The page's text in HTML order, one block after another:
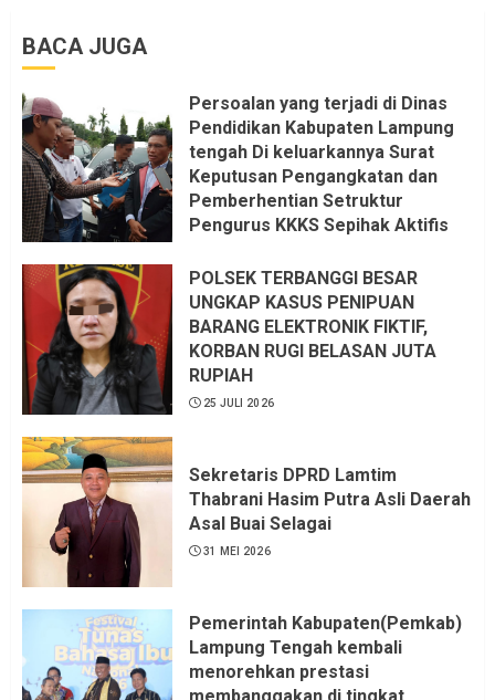
BACA JUGA
Persoalan yang terjadi di Dinas
Pendidikan Kabupaten Lampung
tengah Di keluarkannya Surat
Keputusan Pengangkatan dan
Pemberhentian Setruktur
Pengurus KKKS Sepihak Aktifis
Sangat menantang Aturan dan
Dapat saya pastikan penuh Unsur
KKN, dan Unsur Politik.
6 AGUSTUS 2026
POLSEK TERBANGGI BESAR
UNGKAP KASUS PENIPUAN
BARANG ELEKTRONIK FIKTIF,
KORBAN RUGI BELASAN JUTA
RUPIAH
25 JULI 2026
Sekretaris DPRD Lamtim
Thabrani Hasim Putra Asli Daerah
Asal Buai Selagai
31 MEI 2026
Pemerintah Kabupaten(Pemkab)
Lampung Tengah kembali
menorehkan prestasi
membanggakan di tingkat